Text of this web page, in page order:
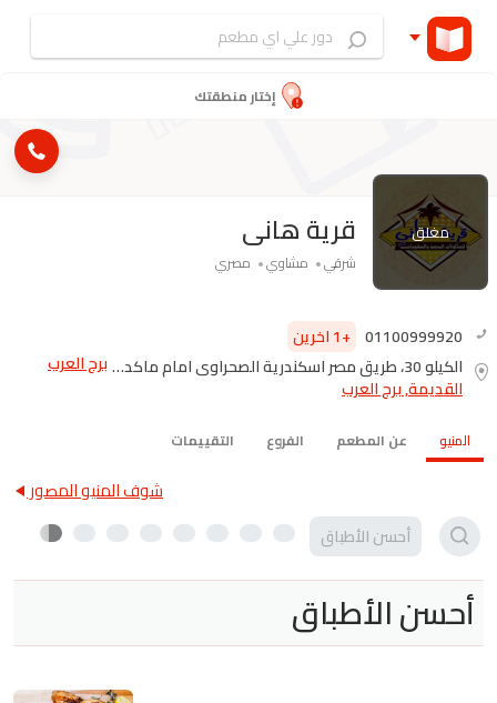
إختار منطقتك
مغلق قرية هانى
شرقي مشاوي مصري
01100999920 +1 اخرين
الكيلو 30، طريق مصر اسكندرية الصحراوى امام ماكدونادزبرج العرب
القديمة, برج العرب
المنيو عن المطعم الفروع التقييمات
شوف المنيو المصور
أحسن الأطباق
أحسن الأطباق